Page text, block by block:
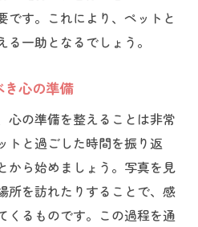
です。これにより、ペットと
一助となるでしょう。
き心の準備
心の準備を整えることは非常
トと過ごした時間を振り返
から始めましょう。写真を見
所を訪れたりすることで、感
くるものです。この過程を通